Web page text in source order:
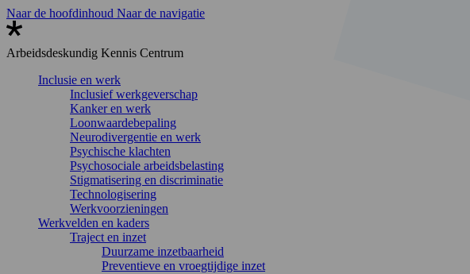
Naar de hoofdinhoud Naar de navigatie
Arbeidsdeskundig Kennis Centrum
Inclusie en werk
Inclusief werkgeverschap
Kanker en werk
Loonwaardebepaling
Neurodivergentie en werk
Psychische klachten
Psychosociale arbeidsbelasting
Stigmatisering en discriminatie
Technologisering
Werkvoorzieningen
Werkvelden en kaders
Traject en inzet
Duurzame inzetbaarheid
Preventieve en vroegtijdige inzet